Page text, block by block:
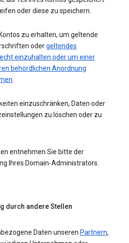
oder diese zu speichern.
zu erhalten, um geltende
odergeltendes
einzuhalten oder um einer
behördlichen Anordnung
.
einzuschränken, Daten oder
zu löschen oder zu
entnehmen Sie bitte der
Ihres Domain-Administrators.
durch andere Stellen
Daten unseren Partnern,